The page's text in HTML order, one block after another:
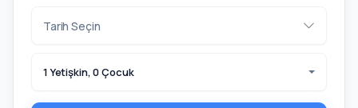
1 Yetişkin, 0 Çocuk